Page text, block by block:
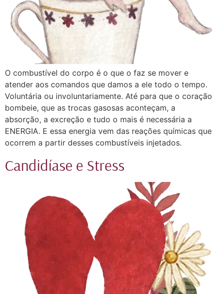
O combustível do corpo é o que o faz se mover e
atender aos comandos que damos a ele todo o tempo.
Voluntária ou involuntariamente. Até para que o coração
bombeie, que as trocas gasosas aconteçam, a
absorção, a excreção e tudo o mais é necessária a
ENERGIA. E essa energia vem das reações químicas que
ocorrem a partir desses combustíveis injetados.⠀
Candidíase e Stress